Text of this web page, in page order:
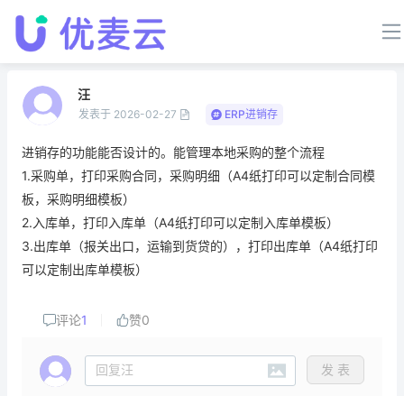
汪
发表于 2026-02-27 ERP进销存
进销存的功能能否设计的。能管理本地采购的整个流程
1.采购单，打印采购合同，采购明细（A4纸打印可以定制合同模
板，采购明细模板）
2.入库单，打印入库单（A4纸打印可以定制入库单模板）
3.出库单（报关出口，运输到货贷的），打印出库单（A4纸打印
可以定制出库单模板）
评论1 赞0
发 表